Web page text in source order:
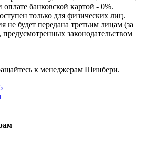
банковской картой - 0%.
только для физических лиц.
не будет передана третьим лицам (за
законодательством
к менеджерам Шинбери.